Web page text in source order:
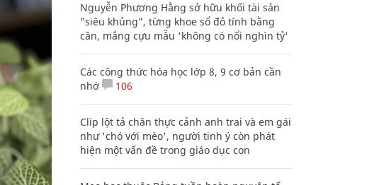
Nguyễn Phương Hằng sở hữu khối tài sản
"siêu khủng", từng khoe sổ đỏ tính bằng
cân, mắng cựu mẫu 'không có nổi nghìn tỷ'
Các công thức hóa học lớp 8, 9 cơ bản cần
nhớ
106
Clip lột tả chân thực cảnh anh trai và em gái
như 'chó với mèo', người tinh ý còn phát
hiện một vấn đề trong giáo dục con